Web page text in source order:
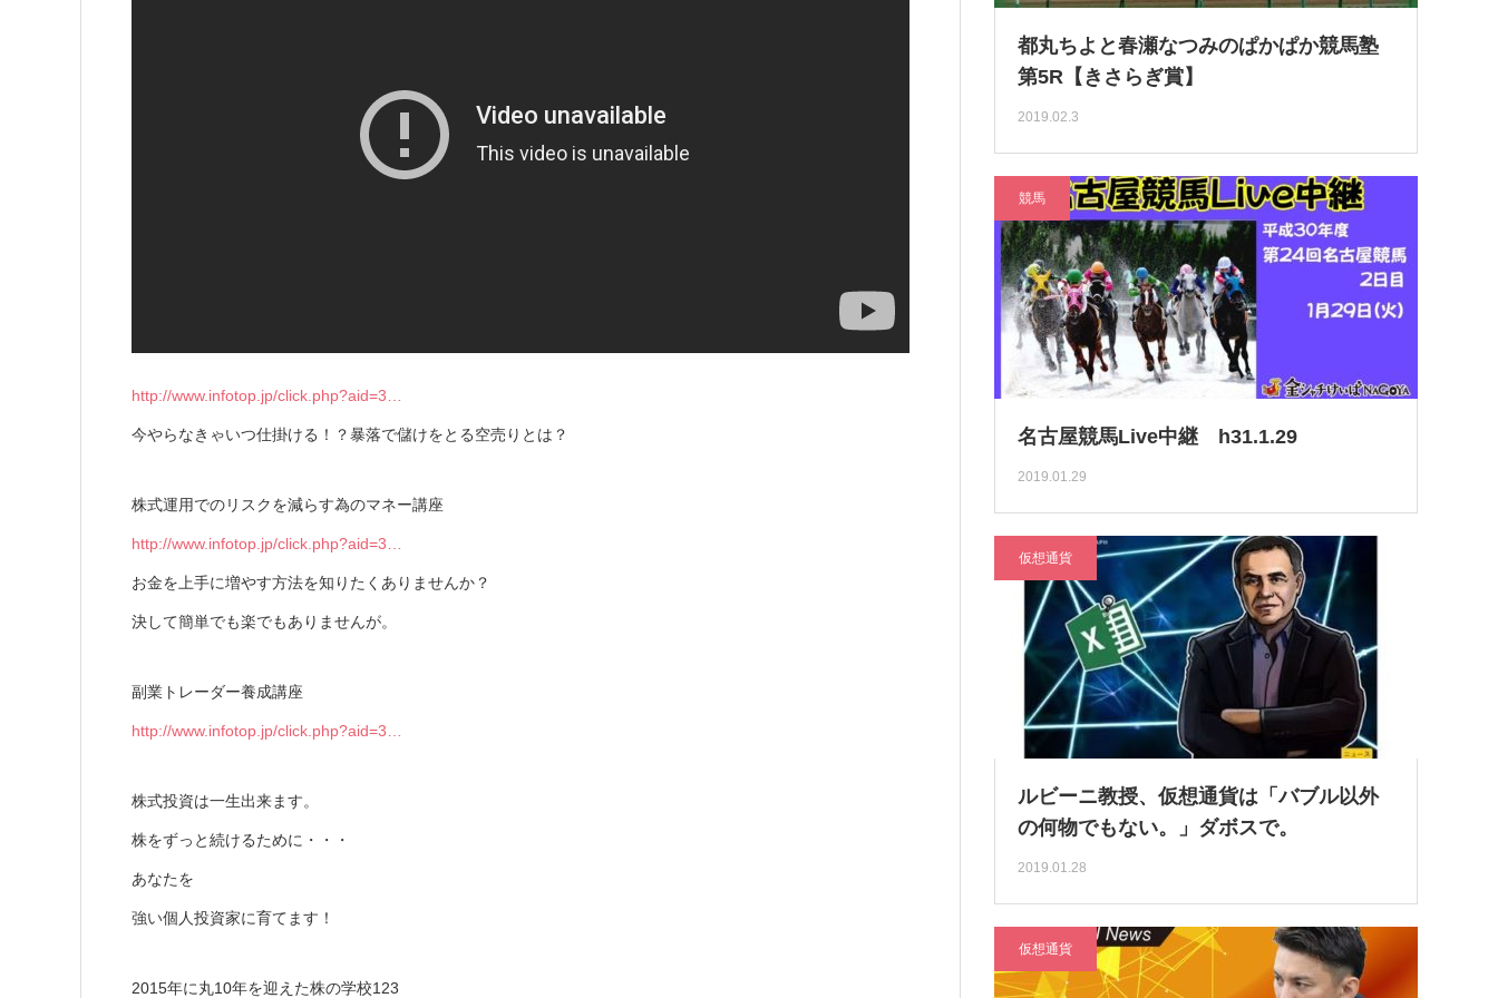
http://www.infotop.jp/click.php?aid=3…
今やらなきゃいつ仕掛ける！？暴落で儲けをとる空売りとは？
株式運用でのリスクを減らす為のマネー講座
http://www.infotop.jp/click.php?aid=3…
お金を上手に増やす方法を知りたくありませんか？
決して簡単でも楽でもありませんが。
副業トレーダー養成講座
http://www.infotop.jp/click.php?aid=3…
株式投資は一生出来ます。
株をずっと続けるために・・・
あなたを
強い個人投資家に育てます！
2015年に丸10年を迎えた株の学校123
都丸ちよと春瀬なつみのぱかぱか競馬塾
第5R【きさらぎ賞】
2019.02.3
競馬
名古屋競馬Live中継 h31.1.29
2019.01.29
仮想通貨
ルビーニ教授、仮想通貨は「バブル以外
の何物でもない。」ダボスで。
2019.01.28
仮想通貨